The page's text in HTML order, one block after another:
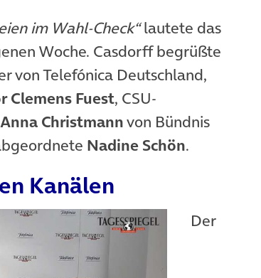
im Wahl-Check“lautete das
Woche. Casdorff begrüßte
von Telefónica Deutschland,
Clemens Fuest, CSU-
Christmannvon Bündnis
Nadine Schön.
Kanälen
Der